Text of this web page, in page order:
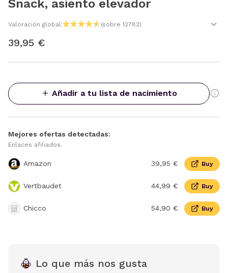
Snack, asiento elevador
Valoración global: (sobre 12782)
39,95 €
Añadir a tu lista de nacimiento
Mejores ofertas detectadas:
Enlaces afiliados.
Amazon 39,95 € Buy
Vertbaudet 44,99 € Buy
Chicco 54,90 € Buy
Lo que más nos gusta